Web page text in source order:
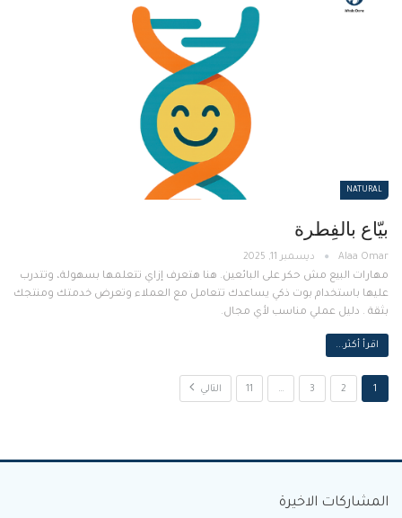
NATURAL
بيّاع بالفِطرة
ديسمبر 11, 2025
مهارات البيع مش حكر على البائعين. هنا هتعرف إزاي تتعلمها بسهولة، وتتدرب
عليها باستخدام بوت ذكي يساعدك تتعامل مع العملاء وتعرض خدمتك ومنتجك
بثقة . دليل عملي مناسب لأي مجال.
اقرأ أكثر...
1
2
3
…
11 التالي
المشاركات الاخيرة